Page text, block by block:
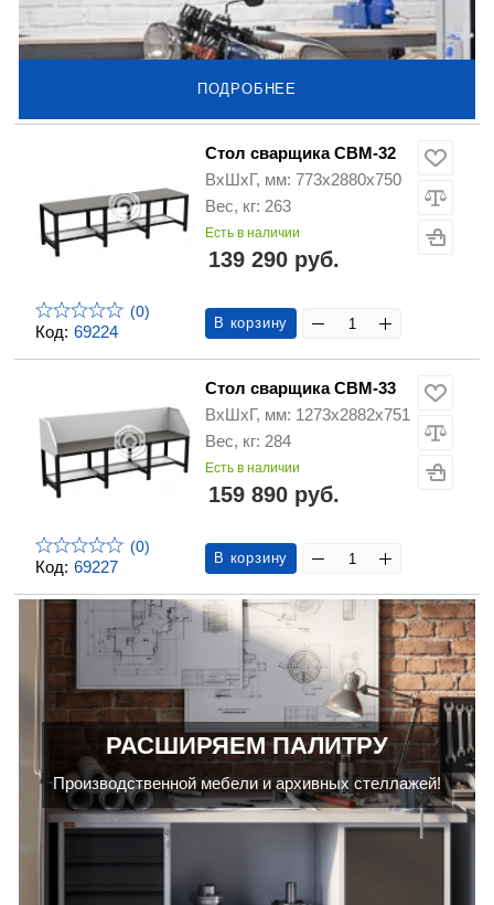
ПОДРОБНЕЕ
Код: 69224
(0)
Стол сварщика СВМ-32
ВхШхГ, мм: 773х2880х750
Вес, кг: 263
Есть в наличии
139 290 руб.
В корзину
Код: 69227
(0)
Стол сварщика СВМ-33
ВхШхГ, мм: 1273х2882х751
Вес, кг: 284
Есть в наличии
159 890 руб.
В корзину
РАСШИРЯЕМ ПАЛИТРУ
Производственной мебели и архивных стеллажей!